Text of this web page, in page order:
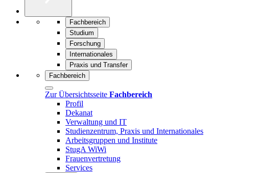
Fachbereich
Studium
Forschung
Internationales
Praxis und Transfer
Fachbereich
Zur Übersichtsseite Fachbereich
Profil
Dekanat
Verwaltung und IT
Studienzentrum, Praxis und Internationales
Arbeitsgruppen und Institute
StugA WiWi
Frauenvertretung
Services